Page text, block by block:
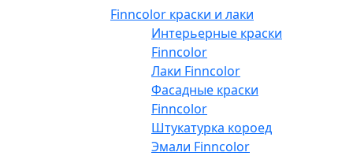
Finncolor краски и лаки
Интерьерные краски
Finncolor
Лаки Finncolor
Фасадные краски
Finncolor
Штукатурка короед
Эмали Finncolor